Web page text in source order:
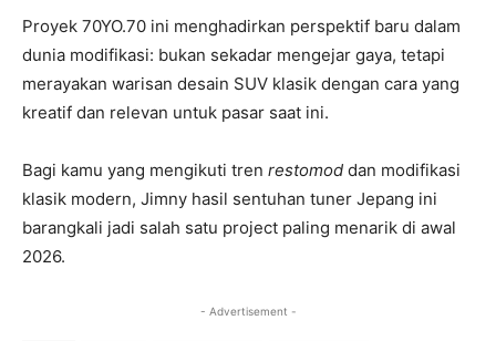
Proyek 70YO.70 ini menghadirkan perspektif baru dalam
dunia modifikasi: bukan sekadar mengejar gaya, tetapi
merayakan warisan desain SUV klasik dengan cara yang
kreatif dan relevan untuk pasar saat ini.
Bagi kamu yang mengikuti tren restomod dan modifikasi
klasik modern, Jimny hasil sentuhan tuner Jepang ini
barangkali jadi salah satu project paling menarik di awal
2026.
- Advertisement -